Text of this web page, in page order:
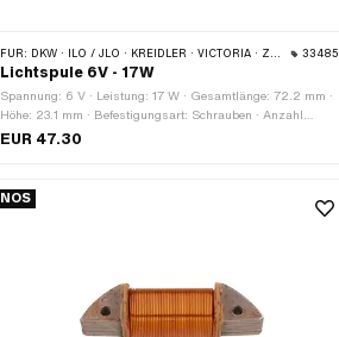
FÜR: DKW · ILO / JLO · KREIDLER · VICTORIA · ZÜNDAPP 33485
Lichtspule 6V - 17W
Spannung: 6 V · Leistung: 17 W · Gesamtlänge: 72.2 mm ·
Höhe: 23.1 mm · Befestigungsart: Schrauben · Anzahl
Befestigungspunkte: 2 Stk. · Ø Befestigungsloch: 4.4 mm ·
EUR 47.30
NOS